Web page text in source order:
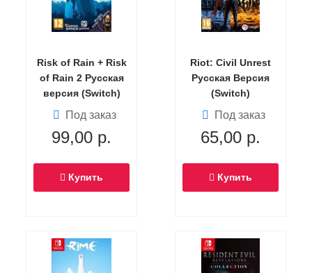
Risk of Rain + Risk
of Rain 2 Русская
версия (Switch)
Под заказ
99,00 р.
Купить
Riot: Civil Unrest
Русская Версия
(Switch)
Под заказ
65,00 р.
Купить